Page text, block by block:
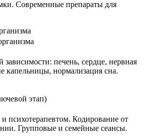
Современные препараты для
зависимости: печень, сердце, нервная
капельницы, нормализация сна.
этап)
психотерапевтом. Кодирование от
Групповые и семейные сеансы.